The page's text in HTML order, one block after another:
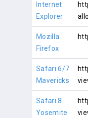
Internet
Explorer
Mozilla
Firefox
Safari 6/7
Mavericks
Safari 8
Yosemite